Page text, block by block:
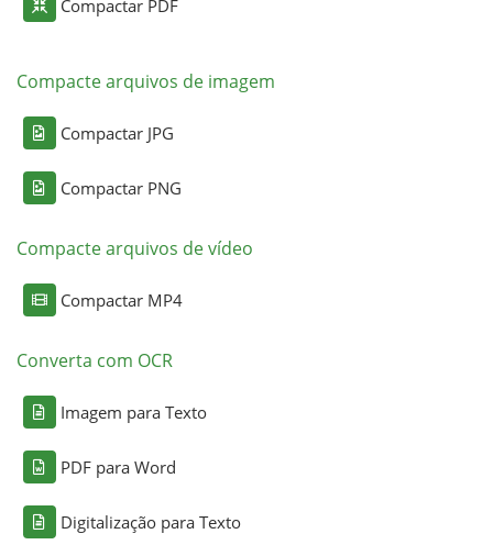
Compactar PDF
Compacte arquivos de imagem
Compactar JPG
Compactar PNG
Compacte arquivos de vídeo
Compactar MP4
Converta com OCR
Imagem para Texto
PDF para Word
Digitalização para Texto